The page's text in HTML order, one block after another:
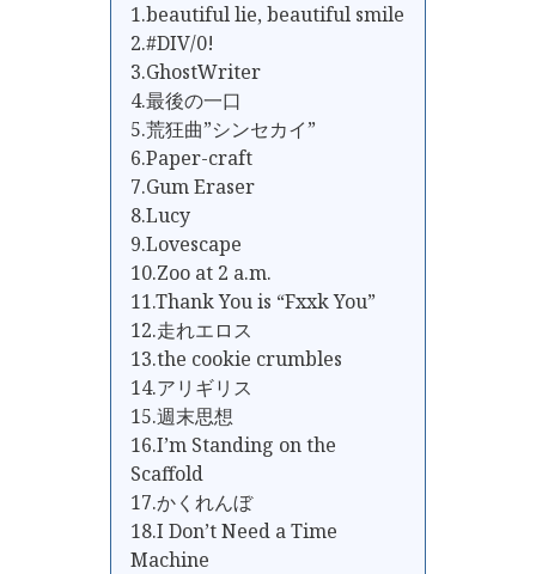
1.beautiful lie, beautiful smile
2.#DIV/0!
3.GhostWriter
4.最後の一口
5.荒狂曲”シンセカイ”
6.Paper-craft
7.Gum Eraser
8.Lucy
9.Lovescape
10.Zoo at 2 a.m.
11.Thank You is “Fxxk You”
12.走れエロス
13.the cookie crumbles
14.アリギリス
15.週末思想
16.I’m Standing on the
Scaffold
17.かくれんぼ
18.I Don’t Need a Time
Machine